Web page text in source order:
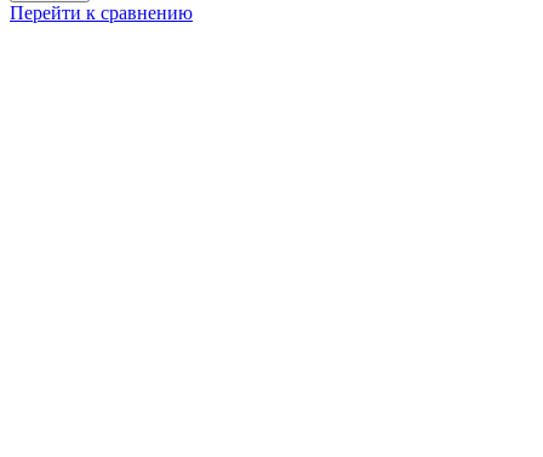
Перейти к сравнению